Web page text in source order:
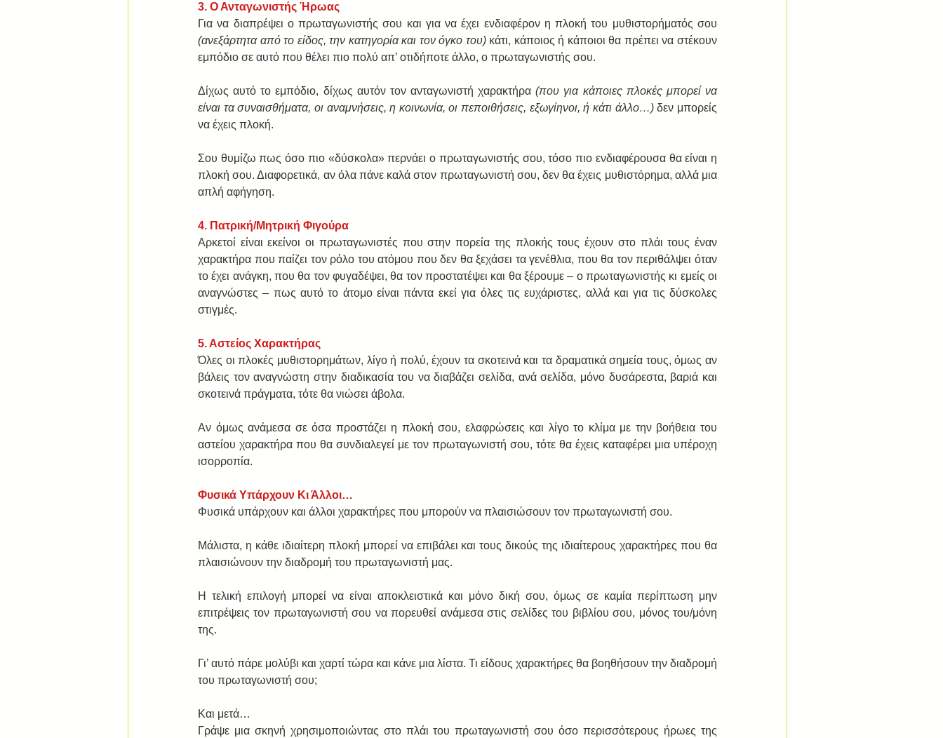
3. Ο Ανταγωνιστής Ήρωας
(ανεξάρτητα από το είδος, την κατηγορία και τον όγκο του) κάτι, κάποιος ή κάποιοι θα πρέπει να στέκουν
εμπόδιο σε αυτό που θέλει πιο πολύ απ’ οτιδήποτε άλλο, ο πρωταγωνιστής σου.
Δίχως αυτό το εμπόδιο, δίχως αυτόν τον ανταγωνιστή χαρακτήρα (που για κάποιες πλοκές μπορεί να
είναι τα συναισθήματα, οι αναμνήσεις, η κοινωνία, οι πεποιθήσεις, εξωγίηνοι, ή κάτι άλλο…) δεν μπορείς
να έχεις πλοκή.
Σου θυμίζω πως όσο πιο «δύσκολα» περνάει ο πρωταγωνιστής σου, τόσο πιο ενδιαφέρουσα θα είναι η
πλοκή σου. Διαφορετικά, αν όλα πάνε καλά στον πρωταγωνιστή σου, δεν θα έχεις μυθιστόρημα, αλλά μια
απλή αφήγηση.
4. Πατρική/Μητρική Φιγούρα
Αρκετοί είναι εκείνοι οι πρωταγωνιστές που στην πορεία της πλοκής τους έχουν στο πλάι τους έναν
χαρακτήρα που παίζει τον ρόλο του ατόμου που δεν θα ξεχάσει τα γενέθλια, που θα τον περιθάλψει όταν
το έχει ανάγκη, που θα τον φυγαδέψει, θα τον προστατέψει και θα ξέρουμε – ο πρωταγωνιστής κι εμείς οι
αναγνώστες – πως αυτό το άτομο είναι πάντα εκεί για όλες τις ευχάριστες, αλλά και για τις δύσκολες
στιγμές.
5. Αστείος Χαρακτήρας
Όλες οι πλοκές μυθιστορημάτων, λίγο ή πολύ, έχουν τα σκοτεινά και τα δραματικά σημεία τους, όμως αν
βάλεις τον αναγνώστη στην διαδικασία του να διαβάζει σελίδα, ανά σελίδα, μόνο δυσάρεστα, βαριά και
σκοτεινά πράγματα, τότε θα νιώσει άβολα.
Αν όμως ανάμεσα σε όσα προστάζει η πλοκή σου, ελαφρώσεις και λίγο το κλίμα με την βοήθεια του
αστείου χαρακτήρα που θα συνδιαλεγεί με τον πρωταγωνιστή σου, τότε θα έχεις καταφέρει μια υπέροχη
ισορροπία.
Φυσικά Υπάρχουν Κι Άλλοι…
Φυσικά υπάρχουν και άλλοι χαρακτήρες που μπορούν να πλαισιώσουν τον πρωταγωνιστή σου.
Μάλιστα, η κάθε ιδιαίτερη πλοκή μπορεί να επιβάλει και τους δικούς της ιδιαίτερους χαρακτήρες που θα
πλαισιώνουν την διαδρομή του πρωταγωνιστή μας.
Η τελική επιλογή μπορεί να είναι αποκλειστικά και μόνο δική σου, όμως σε καμία περίπτωση μην
επιτρέψεις τον πρωταγωνιστή σου να πορευθεί ανάμεσα στις σελίδες του βιβλίου σου, μόνος του/μόνη
της.
Γι’ αυτό πάρε μολύβι και χαρτί τώρα και κάνε μια λίστα. Τι είδους χαρακτήρες θα βοηθήσουν την διαδρομή
του πρωταγωνιστή σου;
Και μετά…
Γράψε μια σκηνή χρησιμοποιώντας στο πλάι του πρωταγωνιστή σου όσο περισσότερους ήρωες της